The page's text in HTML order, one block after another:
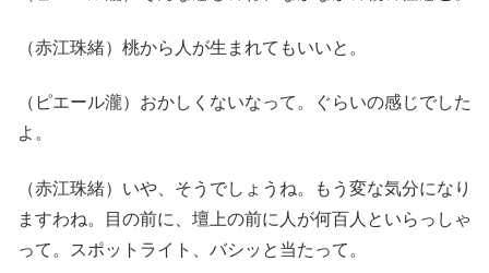
（赤江珠緒）桃から人が生まれてもいいと。
（ピエール瀧）おかしくないなって。ぐらいの感じでした
よ。
（赤江珠緒）いや、そうでしょうね。もう変な気分になり
ますわね。目の前に、壇上の前に人が何百人といらっしゃ
って。スポットライト、バシッと当たって。